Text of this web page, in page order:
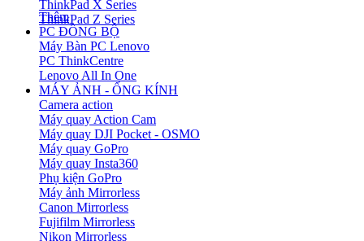
ThinkPad X Series
ThinkPad Z Series
Thêm
PC ĐỒNG BỘ
Máy Bàn PC Lenovo
PC ThinkCentre
Lenovo All In One
MÁY ẢNH - ỐNG KÍNH
Camera action
Máy quay Action Cam
Máy quay DJI Pocket - OSMO
Máy quay GoPro
Máy quay Insta360
Phụ kiện GoPro
Máy ảnh Mirrorless
Canon Mirrorless
Fujifilm Mirrorless
Nikon Mirrorless